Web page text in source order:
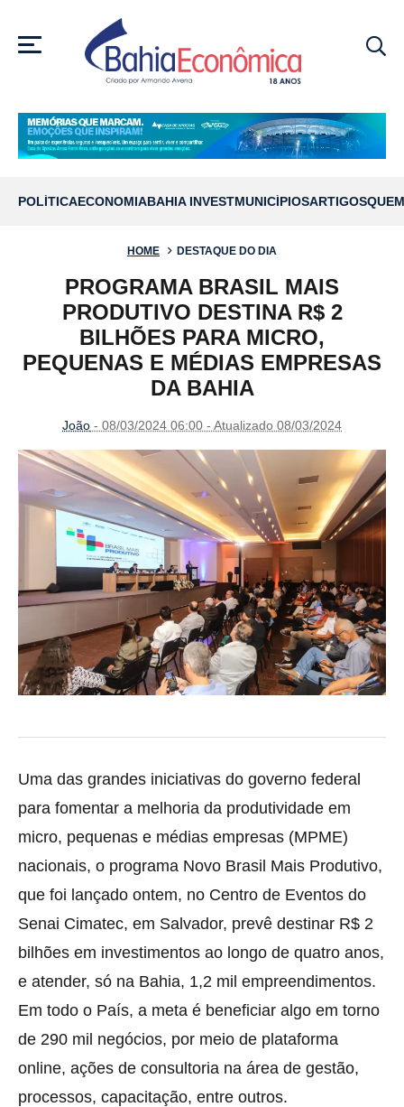
MENU
POLÍTICAECONOMIABAHIA INVESTMUNICÍPIOSARTIGOS
HOME DESTAQUE DO DIA
PROGRAMA BRASIL MAIS
PRODUTIVO DESTINA R$ 2
BILHÕES PARA MICRO,
PEQUENAS E MÉDIAS EMPRESAS
DA BAHIA
João - 08/03/2024 06:00 - Atualizado 08/03/2024
Uma das grandes iniciativas do governo federal
para fomentar a melhoria da produtividade em
micro, pequenas e médias empresas (MPME)
nacionais, o programa Novo Brasil Mais Produtivo,
que foi lançado ontem, no Centro de Eventos do
Senai Cimatec, em Salvador, prevê destinar R$ 2
bilhões em investimentos ao longo de quatro anos,
e atender, só na Bahia, 1,2 mil empreendimentos.
Em todo o País, a meta é beneficiar algo em torno
de 290 mil negócios, por meio de plataforma
online, ações de consultoria na área de gestão,
processos, capacitação, entre outros.